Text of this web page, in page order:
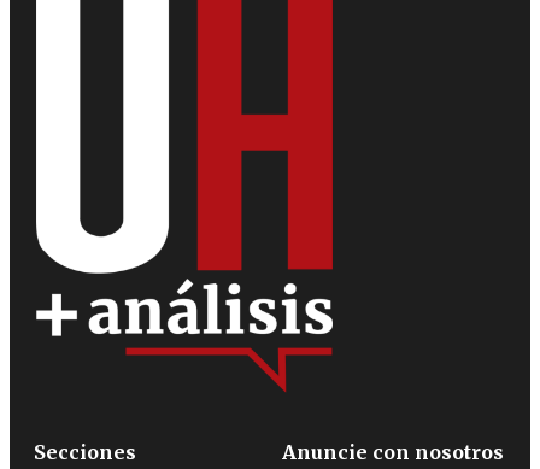
Secciones
Anuncie con nosotros